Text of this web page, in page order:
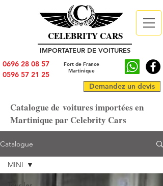
CELEBRITY CARS
IMPORTATEUR DE VOITURES
0596 57 21 25
Fort de France
Martinique
0696 28 08 57
Demandez un devis
Catalogue de voitures importées en
Martinique par Celebrity Cars
Catalogue
MINI